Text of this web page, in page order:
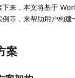
下来，本文将基于
例等，来帮助用户构建
案